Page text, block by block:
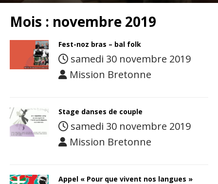
Mois : novembre 2019
Fest-noz bras – bal folk
samedi 30 novembre 2019
Mission Bretonne
Stage danses de couple
samedi 30 novembre 2019
Mission Bretonne
Appel « Pour que vivent nos langues »